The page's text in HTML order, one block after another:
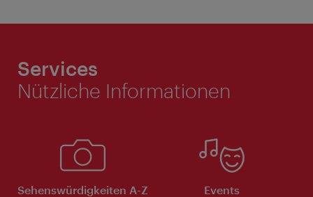
Services
Nützliche Informationen
Sehenswürdigkeiten A-Z Events